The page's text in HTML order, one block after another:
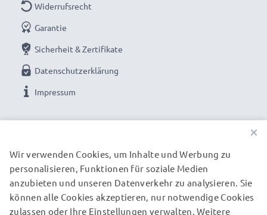
Widerrufsrecht
Garantie
Sicherheit & Zertifikate
Datenschutzerklärung
Impressum
UNSERE VERSANDPARTNER
×
Wir verwenden Cookies, um Inhalte und Werbung zu
personalisieren, Funktionen für soziale Medien
anzubieten und unseren Datenverkehr zu analysieren. Sie
können alle Cookies akzeptieren, nur notwendige Cookies
zulassen oder Ihre Einstellungen verwalten. Weitere